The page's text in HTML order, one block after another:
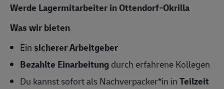
Werde Lagermitarbeiter in Ottendorf-Okrilla
Was wir bieten
Einsicherer Arbeitgeber
Bezahlte Einarbeitungdurch erfahrene Kollegen
Du kannst sofort als Nachverpacker*in inTeilzeit